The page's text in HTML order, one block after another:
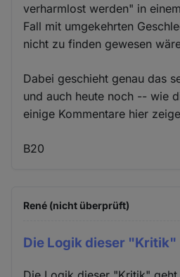
verharmlost werden" in
Fall mit umgekehrten
nicht zu finden gewesen
Dabei geschieht genau das
und auch heute noch -- wie
einige Kommentare hier
B20
René (nicht überprüft)
Die Logik dieser "Kritik"